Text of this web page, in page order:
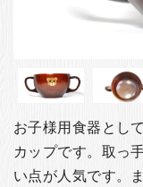
法人・飲食店のお客
店舗紹介
お知らせ
箸ブログ
お子様用食器とし
カップです。取っ
い点が人気です。